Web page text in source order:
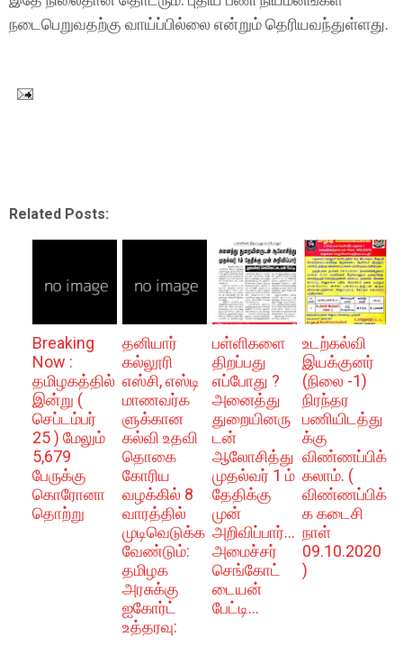
நடைபெறுவதற்கு வாய்ப்பில்லை என்றும் தெரியவந்துள்ளது.
Related Posts:
Breaking
Now :
தமிழகத்தில்
இன்று (
செப்டம்பர்
25 ) மேலும்
5,679
பேருக்கு
கொரோனா
தொற்று
தனியார்
கல்லூரி
எஸ்சி, எஸ்டி
மாணவர்க
ளுக்கான
கல்வி உதவி
தொகை
கோரிய
வழக்கில் 8
வாரத்தில்
முடிவெடுக்க
வேண்டும்:
தமிழக
அரசுக்கு
ஐகோர்ட்
உத்தரவு:
பள்ளிகளை
திறப்பது
எப்போது ?
அனைத்து
துறையினரு
டன்
ஆலோசித்து
முதல்வர் 1 ம்
தேதிக்கு
முன்
அறிவிப்பார்...
அமைச்சர்
செங்கோட்
டையன்
பேட்டி...
உடற்கல்வி
இயக்குனர்
(நிலை -1)
நிரந்தர
பணியிடத்து
க்கு
விண்ணப்பிக்
கலாம். (
விண்ணப்பிக்
க கடைசி
நாள்
09.10.2020
)